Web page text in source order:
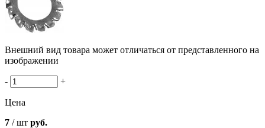
Внешний вид товара может отличаться от представленного на
изображении
- +
Цена
7 / шт руб.